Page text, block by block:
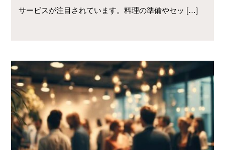
サービスが注目されています。料理の準備やセッ […]